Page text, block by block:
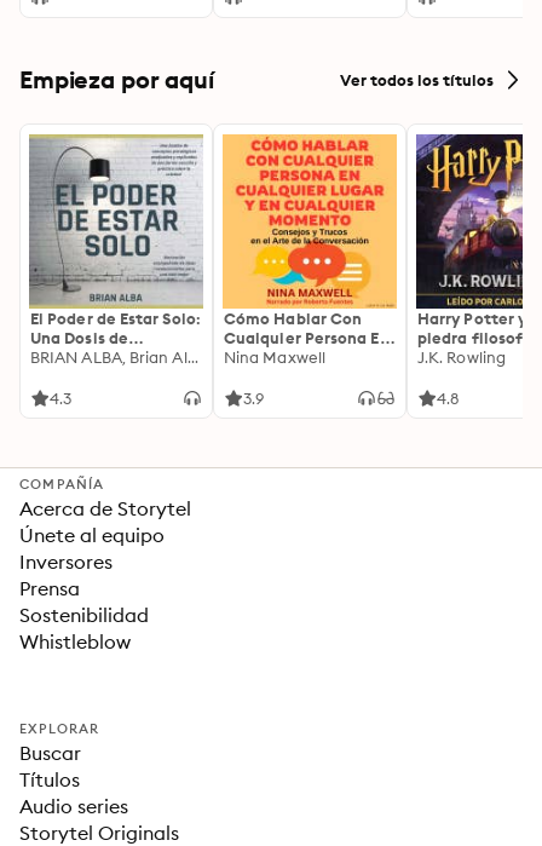
Empieza por aquí Ver todos los títulos
El Poder de Estar Solo:
Una Dosis de
Motivación
Ideas Revolucionarias
BRIAN ALBA, Brian Alba
4.3
Cómo Hablar Con
Cualquier Persona En
Cualquier Lugar Y En
Nina Maxwell
3.9
Harry Potter y
piedra filosofal
J.K. Rowling
4.8
COMPAÑÍA
Acerca de Storytel
Únete al equipo
Inversores
Prensa
Sostenibilidad
Whistleblow
EXPLORAR
Buscar
Títulos
Audio series
Storytel Originals